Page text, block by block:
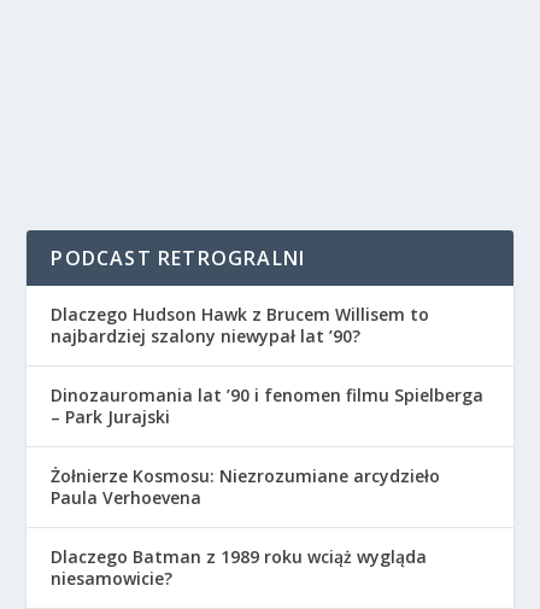
PODCAST RETROGRALNI
Dlaczego Hudson Hawk z Brucem Willisem to
najbardziej szalony niewypał lat ’90?
Dinozauromania lat ’90 i fenomen filmu Spielberga
– Park Jurajski
Żołnierze Kosmosu: Niezrozumiane arcydzieło
Paula Verhoevena
Dlaczego Batman z 1989 roku wciąż wygląda
niesamowicie?